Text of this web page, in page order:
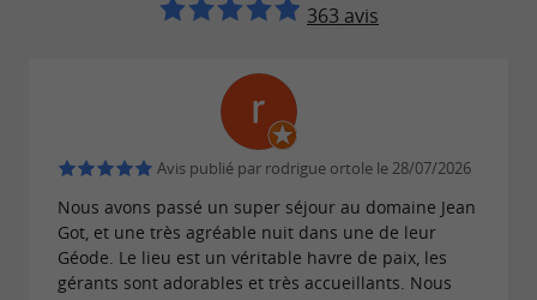
363 avis
Avis publié par rodrigue ortole le 28/07/2026
Nous avons passé un super séjour au domaine Jean
Got, et une très agréable nuit dans une de leur
Géode. Le lieu est un véritable havre de paix, les
gérants sont adorables et très accueillants. Nous